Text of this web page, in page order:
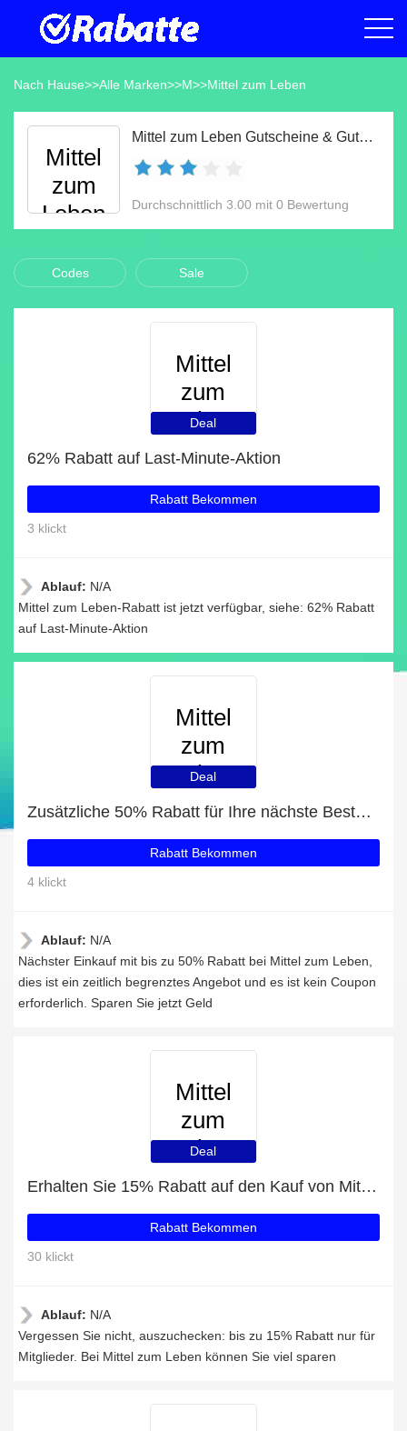
Nach Hause>>Alle Marken>>M>>Mittel zum Leben
Mittel
zum
Leben
Mittel zum Leben Gutscheine & Gutscheincodes Aug 2026
Durchschnittlich 3.00 mit 0 Bewertung
Codes Sale
Mittel
zum
Leben
Deal
62% Rabatt auf Last-Minute-Aktion
Rabatt Bekommen
3 klickt
Ablauf: N/A
Mittel zum Leben-Rabatt ist jetzt verfügbar, siehe: 62% Rabatt
auf Last-Minute-Aktion
Mittel
zum
Leben
Deal
Zusätzliche 50% Rabatt für Ihre nächste Bestellung
Rabatt Bekommen
4 klickt
Ablauf: N/A
Nächster Einkauf mit bis zu 50% Rabatt bei Mittel zum Leben,
dies ist ein zeitlich begrenztes Angebot und es ist kein Coupon
erforderlich. Sparen Sie jetzt Geld
Mittel
zum
Leben
Deal
Erhalten Sie 15% Rabatt auf den Kauf von Mittel zum Leben
Rabatt Bekommen
30 klickt
Ablauf: N/A
Vergessen Sie nicht, auszuchecken: bis zu 15% Rabatt nur für
Mitglieder. Bei Mittel zum Leben können Sie viel sparen